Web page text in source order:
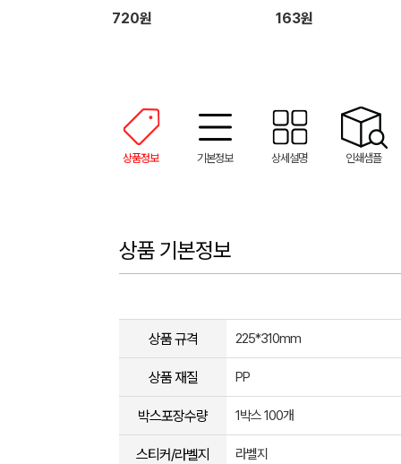
720원 163원
상품정보 기본정보 상세설명 인쇄샘플
상품 기본정보
상품 규격 225*310mm
상품 재질 PP
박스포장수량 1박스 100개
스티커/라벨지 라벨지